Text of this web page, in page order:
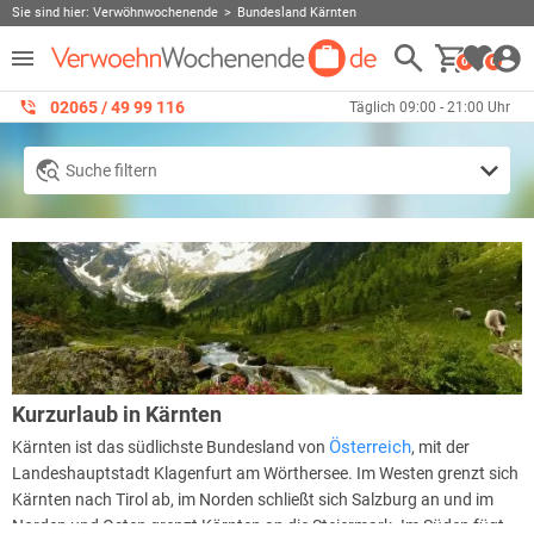
Sie sind hier: Verwöhnwochenende Bundesland Kärnten
0 0
02065 / 49 ‌99 116 Täglich 09:00 - 21:00 Uhr
Suche filtern
Kurzurlaub in Kärnten
Kärnten ist das südlichste Bundesland von Österreich, mit der
Landeshauptstadt Klagenfurt am Wörthersee. Im Westen grenzt sich
Kärnten nach Tirol ab, im Norden schließt sich Salzburg an und im
Norden und Osten grenzt Kärnten an die Steiermark. Im Süden fügt